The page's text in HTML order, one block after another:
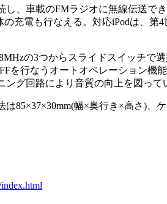
、車載のFMラジオに無線伝送で
充電も行なえる。対応iPodは、第4
の3つからスライドスイッチで
を行なうオートオペレーション機
グ回路により音質の向上を図って
85×37×30mm(幅×奥行き×高さ)、ケ